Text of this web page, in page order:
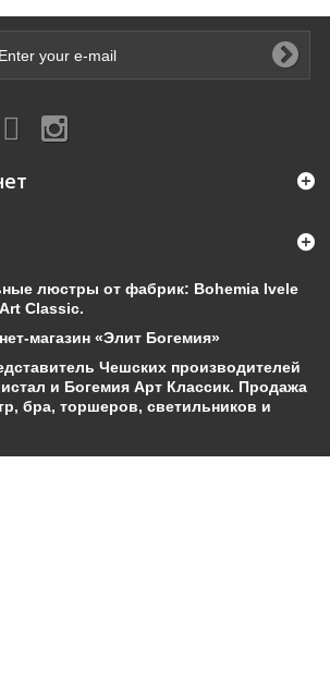
люстры от фабрик: Bohemia Ivele
Classic.
магазин «Элит Богемия»
Чешских производителей
и Богемия Арт Классик. Продажа
бра, торшеров, светильников и